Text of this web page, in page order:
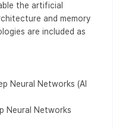
the artificial
and memory
are included as
Neural Networks (AI
Neural Networks